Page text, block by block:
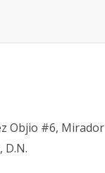
Objio #6, Mirador
D.N.